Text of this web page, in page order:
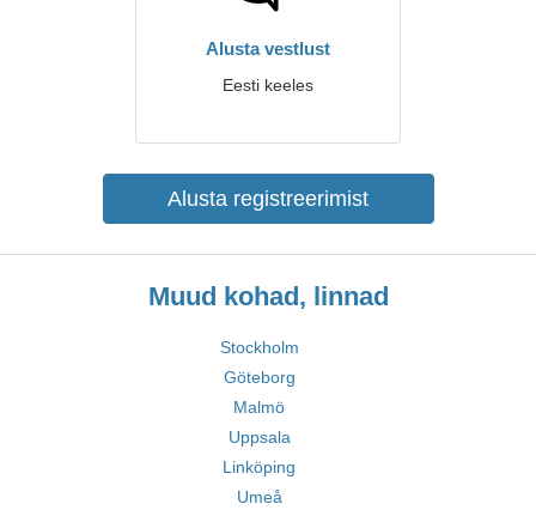
Alusta vestlust
Eesti keeles
Alusta registreerimist
Muud kohad, linnad
Stockholm
Göteborg
Malmö
Uppsala
Linköping
Umeå